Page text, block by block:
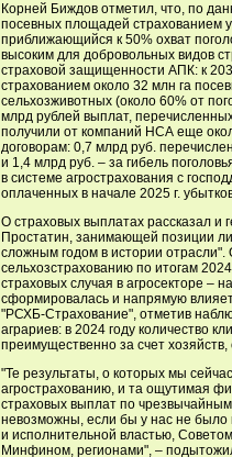
Корней Биждов отметил, что, по
посевных площадей страхованием
приближающийся к 50% охват
высоким для добровольных видов
страховой защищенности АПК: к
страхованием около 32 млн га
сельхозживотных (около 60% от
млрд рублей выплат,
получили от компаний НСА еще
договорам: 0,7 млрд руб.
и 1,4 млрд руб. – за гибель
в системе агрострахования с
оплаченных в начале 2025 г.
О страховых выплатах рассказал и
Простатин, занимающей позиции
сложным годом в истории
сельхозстрахованию по итогам
страховых случая в агросекторе –
сформировалась и напрямую влияет
"РСХБ-Страхование", отметив
аграриев: в 2024 году количество
преимущественно за счет
"Те результаты, о которых мы
агрострахованию, и та ощутимая
страховых выплат по
невозможны, если бы у нас не
и исполнительной властью,
Минфином, регионами", –